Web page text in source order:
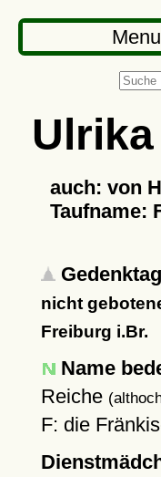
Menu
auch: von
Taufname:
nicht
Freiburg i.Br.
Name
Reiche
F: die